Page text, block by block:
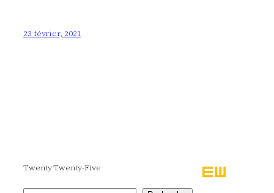
23 février, 2021
Twenty Twenty-Five